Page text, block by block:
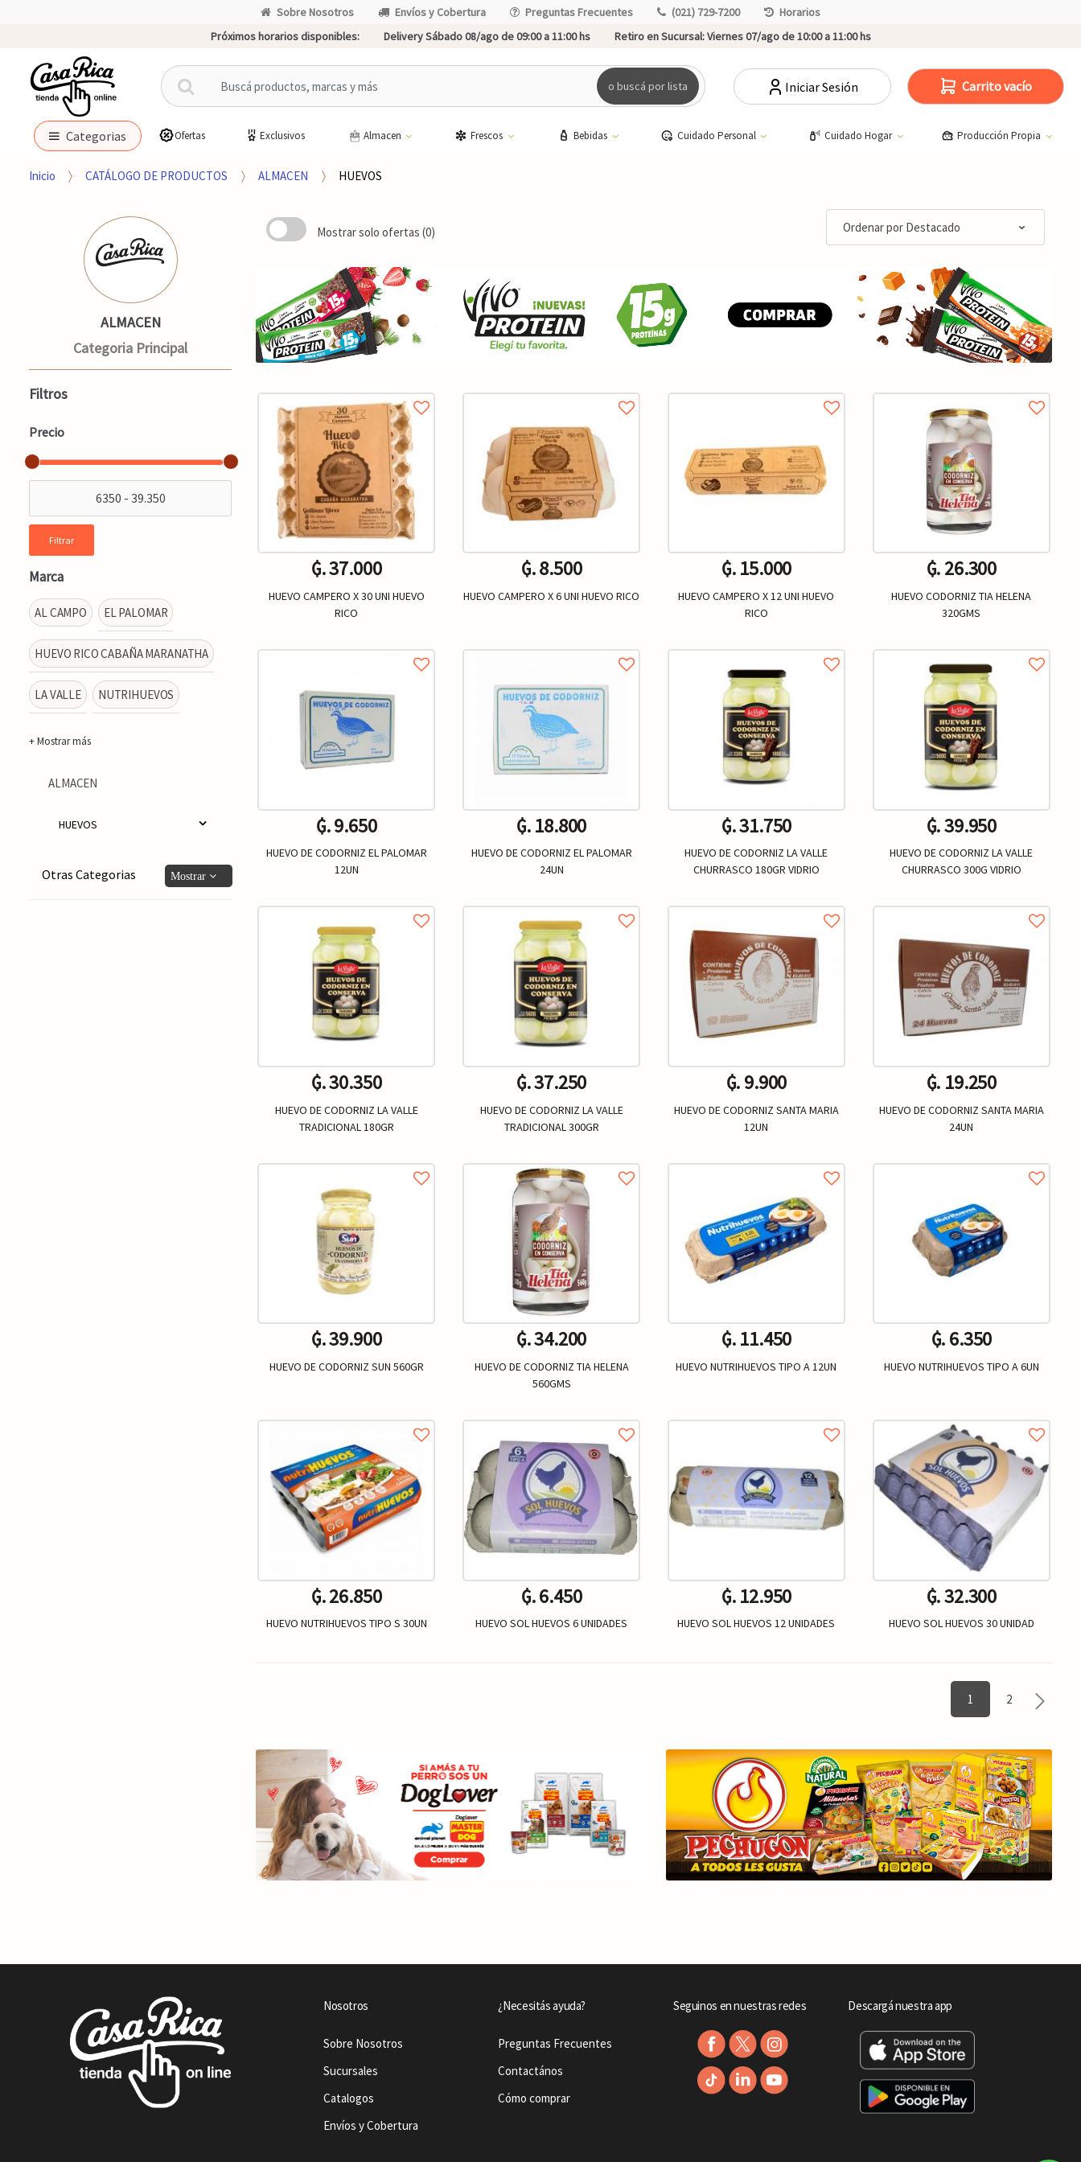
Sobre Nosotros Envíos y Cobertura Preguntas Frecuentes (021) 729-7200
Horarios
Próximos horarios disponibles:
Delivery Sábado 08/ago de 09:00 a 11:00 hs Retiro en Sucursal:Viernes 07/ago de 10:00 a 11:00 hs
B
u
c
r
r
:
o buscá por lista Iniciar Sesión Carrito vacío
Categorias Ofertas Exclusivos Almacen Frescos Bebidas Cuidado Personal Cuidado Hogar Producción Propia
Inicio CATÁLOGO DE PRODUCTOS ALMACEN HUEVOS
Mostrar solo ofertas (0)
₲. 37.000
HUEVO CAMPERO X 30 UNI HUEVO
RICO
+
₲. 8.500
HUEVO CAMPERO X 6 UNI HUEVO RICO
+
₲. 15.000
HUEVO CAMPERO X 12 UNI HUEVO
RICO
+
₲. 26.300
HUEVO CODORNIZ TIA HELENA
320GMS
+
₲. 9.650
HUEVO DE CODORNIZ EL PALOMAR
12UN
+
₲. 18.800
HUEVO DE CODORNIZ EL PALOMAR
24UN
+
₲. 31.750
HUEVO DE CODORNIZ LA VALLE
CHURRASCO 180GR VIDRIO
+
₲. 39.950
HUEVO DE CODORNIZ LA VALLE
CHURRASCO 300G VIDRIO
+
₲. 30.350
HUEVO DE CODORNIZ LA VALLE
TRADICIONAL 180GR
+
₲. 37.250
HUEVO DE CODORNIZ LA VALLE
TRADICIONAL 300GR
Un. +
₲. 9.900
HUEVO DE CODORNIZ SANTA MARIA
12UN
+
₲. 19.250
HUEVO DE CODORNIZ SANTA MARIA
24UN
+
₲. 39.900
HUEVO DE CODORNIZ SUN 560GR
+
₲. 34.200
HUEVO DE CODORNIZ TIA HELENA
560GMS
+
₲. 11.450
HUEVO NUTRIHUEVOS TIPO A 12UN
+
₲. 6.350
HUEVO NUTRIHUEVOS TIPO A 6UN
Un. +
₲. 26.850
HUEVO NUTRIHUEVOS TIPO S 30UN
₲. 6.450
HUEVO SOL HUEVOS 6 UNIDADES
₲. 12.950
HUEVO SOL HUEVOS 12 UNIDADES
₲. 32.300
HUEVO SOL HUEVOS 30 UNIDAD
Un.
1 2
ALMACEN
Categoria Principal
Filtros
Precio
Filtrar
Marca
AL CAMPO EL PALOMAR
HUEVO RICO CABAÑA MARANATHA
LA VALLE NUTRIHUEVOS
+ Mostrar más
ALMACEN
HUEVOS
Otras Categorias
Nosotros
Sobre Nosotros
Sucursales
Catalogos
Envíos y Cobertura
¿Necesitás ayuda?
Preguntas Frecuentes
Contactános
Cómo comprar
Seguinos en nuestras redes Descargá nuestra app